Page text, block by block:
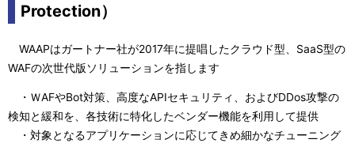
Protection）
WAAPはガートナー社が2017年に提唱したクラウド型、SaaS型の
WAFの次世代版ソリューションを指します
・ＷAFやBot対策、高度なAPIセキュリティ、およびDDos攻撃の
検知と緩和を、各技術に特化したベンダー機能を利用して提供
・対象となるアプリケーションに応じてきめ細かなチューニング